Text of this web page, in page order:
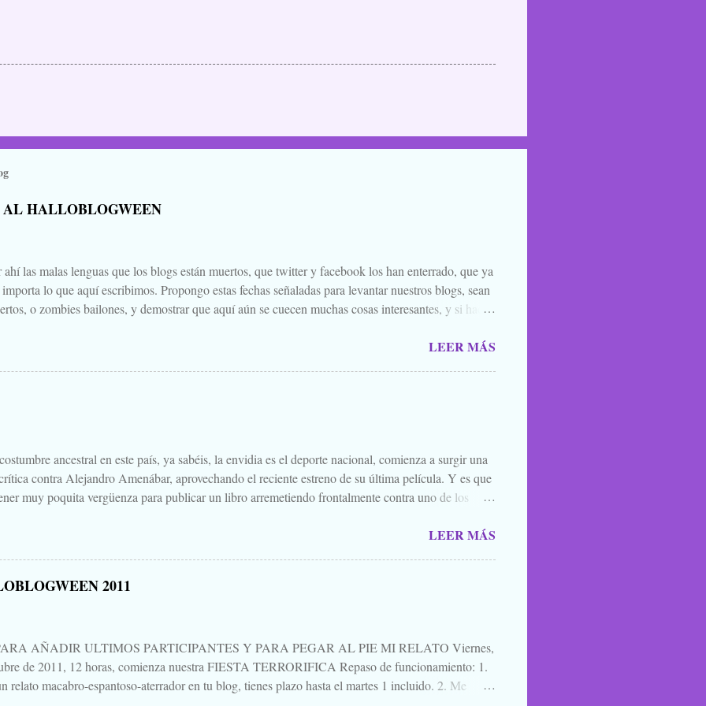
AL HALLOBLOGWEEN
las malas lenguas que los blogs están muertos, que twitter y facebook los han enterrado, que ya
lo que aquí escribimos. Propongo estas fechas señaladas para levantar nuestros blogs, sean
o zombies bailones, y demostrar que aquí aún se cuecen muchas cosas interesantes, y si hace
Comienza el .... Os convoco a todos, amigos, conocidos, amigos de amigos, blogueros en
LEER MÁS
ancestral en este país, ya sabéis, la envidia es el deporte nacional, comienza a surgir una
contra Alejandro Amenábar, aprovechando el reciente estreno de su última película. Y es que
muy poquita vergüenza para publicar un libro arremetiendo frontalmente contra uno de los
sales de la sala es "no parece cine español", decía, que hay que tener mucha caradura para
está Google. Tampoco quiero hablar mucho de "Agora", porque no es una película para
LEER MÁS
2011
AÑADIR ULTIMOS PARTICIPANTES Y PARA PEGAR AL PIE MI RELATO Viernes,
de 2011, 12 horas, comienza nuestra FIESTA TERRORIFICA Repaso de funcionamiento: 1.
relato macabro-espantoso-aterrador en tu blog, tienes plazo hasta el martes 1 incluido. 2. Me